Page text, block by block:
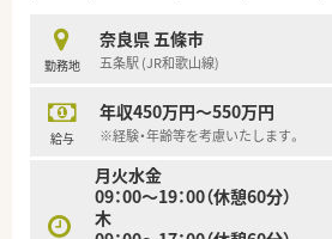
■ご入職後は実務を通じて一連の流れ
＜法人特徴＞
調剤併設店を増やしているドラッグ
剤専門店も出店！
あり、
今後調剤薬局店舗を新規・併設化で
■カウンセリングに力をいれており、
勤務地
奈良県 五條市
五条駅 (JR和歌山線)
給与
年収450万円～550万円
※経験・年齢等を考慮いたします。
月火水金
09：00～19：00（休憩60分）
木